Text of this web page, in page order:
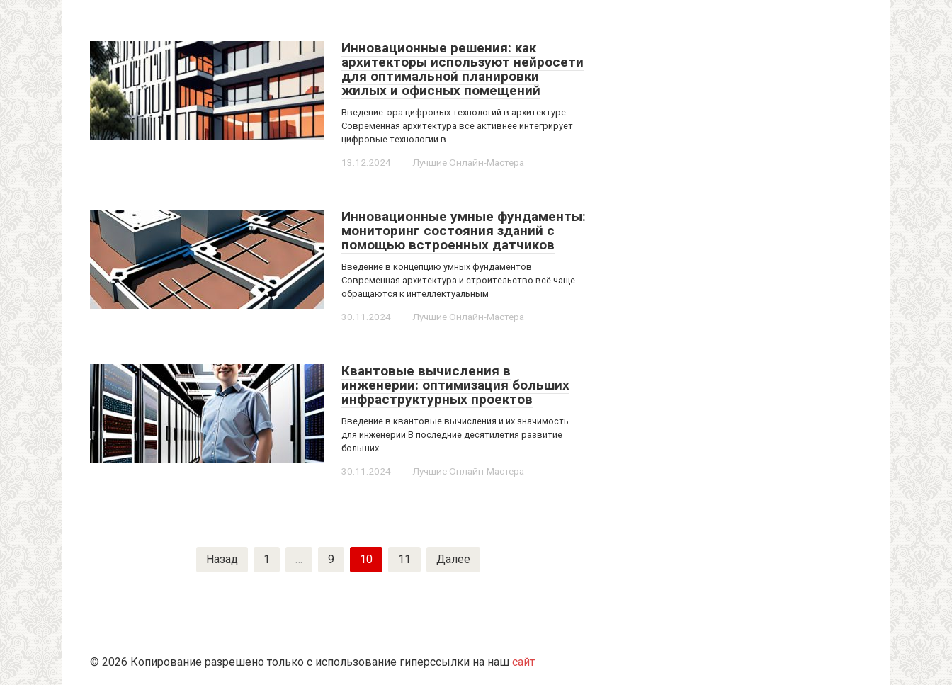
Инновационные решения: как
архитекторы используют нейросети
для оптимальной планировки
жилых и офисных помещений
Введение: эра цифровых технологий в архитектуре
Современная архитектура всё активнее интегрирует
цифровые технологии в
13.12.2024 Лучшие Онлайн-Мастера
Инновационные умные фундаменты:
мониторинг состояния зданий с
помощью встроенных датчиков
Введение в концепцию умных фундаментов
Современная архитектура и строительство всё чаще
обращаются к интеллектуальным
30.11.2024 Лучшие Онлайн-Мастера
Квантовые вычисления в
инженерии: оптимизация больших
инфраструктурных проектов
Введение в квантовые вычисления и их значимость
для инженерии В последние десятилетия развитие
больших
30.11.2024 Лучшие Онлайн-Мастера
Назад 1 … 9 10 11 Далее
© 2026 Копирование разрешено только с использование гиперссылки на наш сайт